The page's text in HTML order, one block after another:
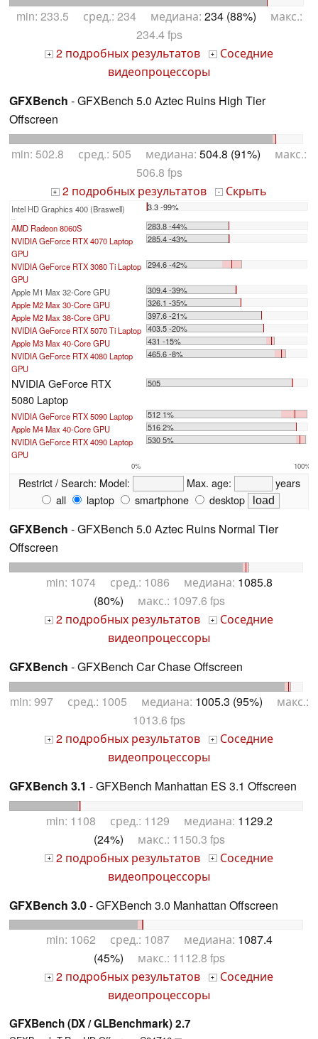
min: 233.5 сред.: 234 медиана: 234 (88%) макс.:
234.4 fps
+ 2 подробных результатов + Соседние
видеопроцессоры
GFXBench - GFXBench 5.0 Aztec Ruins High Tier
Offscreen
min: 502.8 сред.: 505 медиана: 504.8 (91%) макс.:
506.8 fps
+ 2 подробных результатов - Скрыть
Intel HD Graphics 400 (Braswell) 3.3 -99%
...
AMD Radeon 8060S
283.8 -44%
NVIDIA GeForce RTX 4070 Laptop
GPU
285.4 -43%
NVIDIA GeForce RTX 3080 Ti Laptop
GPU
294.6 -42%
Apple M1 Max 32-Core GPU
309.4 -39%
Apple M2 Max 30-Core GPU
326.1 -35%
Apple M2 Max 38-Core GPU
397.6 -21%
NVIDIA GeForce RTX 5070 Ti Laptop 403.5 -20%
Apple M3 Max 40-Core GPU
431 -15%
NVIDIA GeForce RTX 4080 Laptop
GPU
465.6 -8%
NVIDIA GeForce RTX
5080 Laptop
505
NVIDIA GeForce RTX 5090 Laptop
512 1%
Apple M4 Max 40-Core GPU
516 2%
NVIDIA GeForce RTX 4090 Laptop
GPU
530 5%
0% 100%
Restrict / Search: Model: Max. age:
years
all
laptop smartphone desktop
GFXBench - GFXBench 5.0 Aztec Ruins Normal Tier
Offscreen
min: 1074 сред.: 1086 медиана: 1085.8
(80%) макс.: 1097.6 fps
+ 2 подробных результатов + Соседние
видеопроцессоры
GFXBench - GFXBench Car Chase Offscreen
min: 997 сред.: 1005 медиана: 1005.3 (95%) макс.:
1013.6 fps
+ 2 подробных результатов + Соседние
видеопроцессоры
GFXBench 3.1 - GFXBench Manhattan ES 3.1 Offscreen
min: 1108 сред.: 1129 медиана: 1129.2
(24%) макс.: 1150.3 fps
+ 2 подробных результатов + Соседние
видеопроцессоры
GFXBench 3.0- GFXBench 3.0 Manhattan Offscreen
min: 1062 сред.: 1087 медиана: 1087.4
(45%) макс.: 1112.8 fps
+ 2 подробных результатов + Соседние
видеопроцессоры
GFXBench (DX / GLBenchmark) 2.7